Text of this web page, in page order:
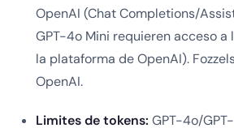
OpenAI (Chat Completions/
GPT-4o Mini requieren acceso a
la plataforma de OpenAI).
OpenAI.
Limites de tokens: GPT-4o/